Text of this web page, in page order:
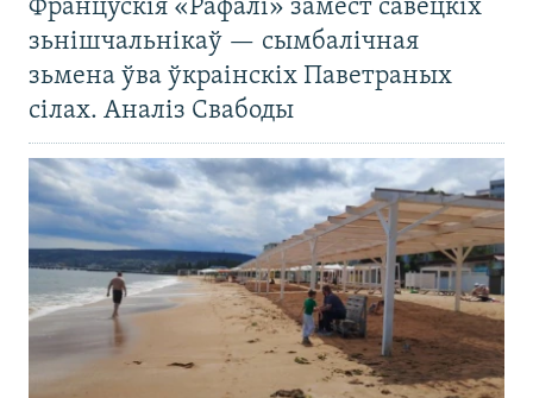
Францускія «Рафалі» замест савецкіх
зьнішчальнікаў — сымбалічная
зьмена ўва ўкраінскіх Паветраных
сілах. Аналіз Свабоды